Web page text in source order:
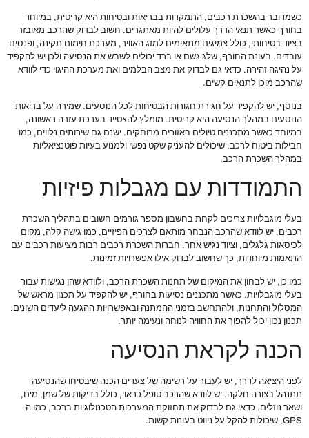
כשמדובר בהשכרת רכבים, התמקדות בבריאות ובטיחות היא קריטית, במיוחד
בחורף כאשר תנאי הדרך עלולים להיות מאתגרים. חשוב לבדוק שהרכב מאובזר
בציוד בטיחותי, כולל צמיגים מתאימים למזג האוויר, מערכת חימום תקינה, ופנסים
עובדים. בעונת החורף, שלג גשם או ברד יכולים לשבש את הנסיעה ולכן יש להקפיד
על נהיגה זהירה. כדאי גם לבדוק את מצב הבלמים ואת מערכת ההיגוי כדי לוודא
שהרכב מוכן לתנאים קשים.
בנוסף, יש להקפיד על חגירת חגורות הבטיחות לכל הנוסעים. שמירה על בריאות
הנוסעים במהלך הנסיעה היא קריטית. מומלץ להצטייד בערכת עזרה ראשונה,
במיוחד כאשר מתכננים טיולים באזורים מרוחקים. ישנם גם שירותים נלווים, כמו
חבילות ביטוח לרכב, שיכולים להעניק שקט נפשי ולמנוע בעיות פוטנציאליות
במהלך השכרת הרכב.
התמודדות עם מגבלות פיזיות
בעלי מוגבלויות צריכים לקחת בחשבון מספר גורמים חשובים בתהליך השכרת
רכבים. יש לוודא שהרכב הנבחר מותאם לצרכים הפיזיים, כמו גישה קלה, מקום
לכיסאות גלגלים, וציוד נגיש אחר. חברות השכרת רכבים רבות מציעות רכבים עם
התאמות מיוחדות, כך שחשוב לבדוק אילו אפשרויות זמינות.
כמו כן, יש לבחון את המיקום של תחנות השכרת הרכב, ולוודא שהן נגישות עבור
בעלי מוגבלויות. כאשר מתכננים נסיעות בחורף, יש להקפיד על תכנון מראש של
המסלול והתחנות, ולהתחשב בזמני ההמתנה ובאפשרויות ההגעה ליעדים השונים.
תכנון נכון יכול להפוך את החוויה לנוחה ונעימה יותר.
הכנה לקראת הנסיעה
לפני היציאה לדרך, יש לעבור על רשימה של צעדים הכנה שיבטיחו שהנסיעה
תתנהל בצורה חלקה. יש לוודא שהרכב טופל כראוי, כולל בדיקות של שמן, מים,
ושאר נוזלים. כדאי גם לבדוק את תחזוקת המערכות הטכנולוגיות ברכב, כמו ה-
GPS, שיכולות להקל על ניווט בעונות קשות.